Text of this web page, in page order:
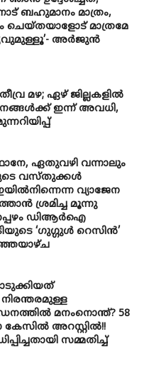
ബഹുമാനം മാത്രം,
ചെയ്തയാളോട് മാത്രമേ
അർജുൻ
മഴ; ഏഴ് ജില്ലകളിൽ
ഇന്ന് അവധി,
ഏതുവഴി വന്നാലും
വസ്തുക്കൾ
വ്യാജേന
ശ്രമിച്ച മൂന്നു
ഡിആർഐ
‘ഗുഗ്ഗുൾ റെസിൻ’
മനംനൊന്ത്? 58
അറസ്റ്റിൽ!!
സമ്മതിച്ച്